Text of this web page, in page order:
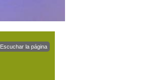
Escuchar la página